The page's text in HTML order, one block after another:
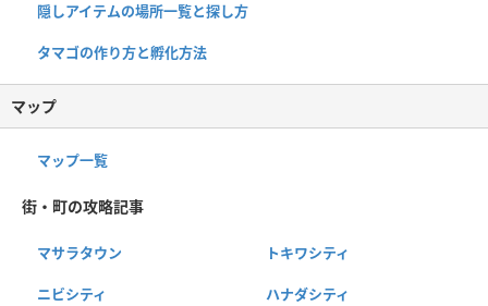
隠しアイテムの場所一覧と探し方
タマゴの作り方と孵化方法
マップ
マップ一覧
街・町の攻略記事
マサラタウン トキワシティ
ニビシティ ハナダシティ